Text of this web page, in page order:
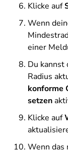
Klicke auf
Wenn
einer
Du
Radius
konforme
setzen
Klicke auf
Wenn das